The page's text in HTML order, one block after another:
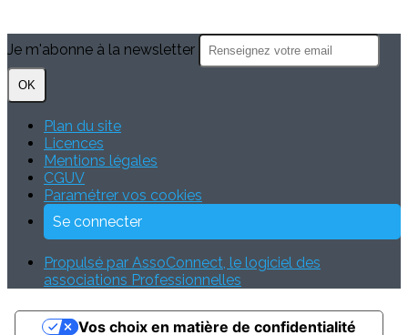
Je m'abonne à la newsletter
OK
Plan du site
Licences
Mentions légales
CGUV
Paramétrer vos cookies
Se connecter
Propulsé par AssoConnect, le logiciel des
associations Professionnelles
Vos choix en matière de confidentialité